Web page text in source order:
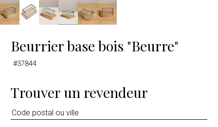
Beurrier base bois "Beurre"
#37844
Trouver un revendeur